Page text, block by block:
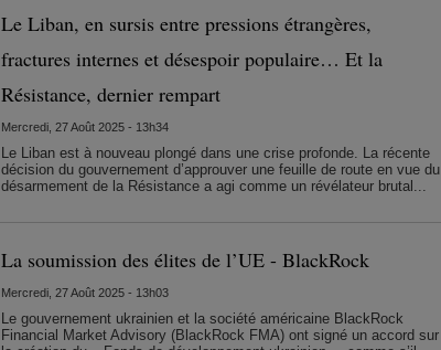
Le Liban, en sursis entre pressions étrangères,
fractures internes et désespoir populaire… Et la
Résistance, dernier rempart
Mercredi, 27 Août 2025 - 13h34
Le Liban est à nouveau plongé dans une crise profonde. La récente
décision du gouvernement d’approuver une feuille de route en vue du
désarmement de la Résistance a agi comme un révélateur brutal...
La soumission des élites de l’UE - BlackRock
Mercredi, 27 Août 2025 - 13h03
Le gouvernement ukrainien et la société américaine BlackRock
Financial Market Advisory (BlackRock FMA) ont signé un accord sur